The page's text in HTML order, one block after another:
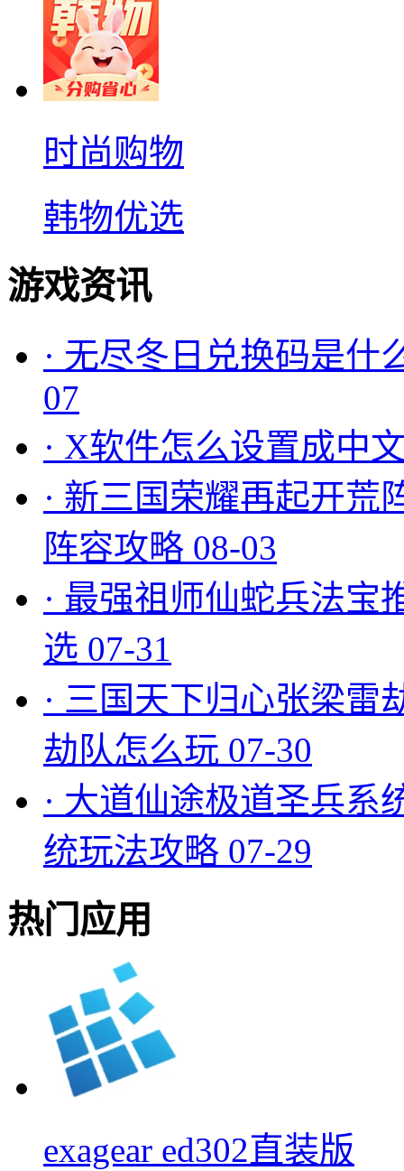
时尚购物
韩物优选
游戏资讯
· 无尽冬日兑换码是什
07
· X软件怎么设置成中
· 新三国荣耀再起开荒
阵容攻略 08-03
· 最强祖师仙蛇兵法宝
选 07-31
· 三国天下归心张梁雷
劫队怎么玩 07-30
· 大道仙途极道圣兵系
统玩法攻略 07-29
热门应用
exagear ed302直装版